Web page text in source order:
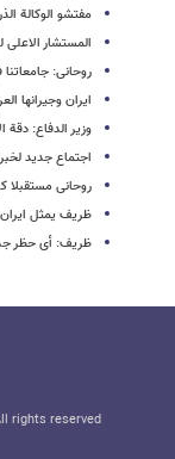
مفتشو الوکالة
المستشار الاعلى
روحانی:‌
ایران وجیرانها
وزیر الدفاع: دقة
اجتماع جدید
روحانی مستقبلا
ظریف یمثل ایران
ظریف: أی حظر
rights reserved.